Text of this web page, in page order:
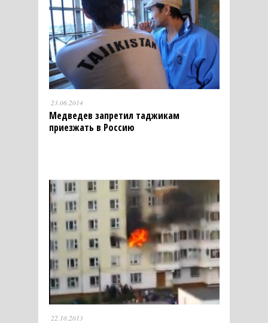
23.06.2014
Медведев запретил таджикам
приезжать в Россию
22.10.2013